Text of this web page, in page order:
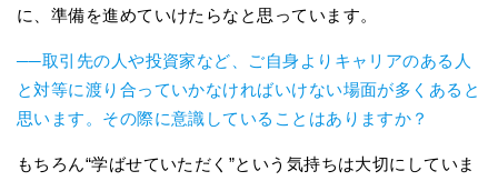
に、準備を進めていけたらなと思っています。
──取引先の人や投資家など、ご自身よりキャリアのある人
と対等に渡り合っていかなければいけない場面が多くあると
思います。その際に意識していることはありますか？
もちろん“学ばせていただく”という気持ちは大切にしていま